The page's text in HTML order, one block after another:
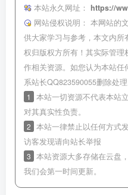
本站永久网址：
https://
网站侵权说明： 本网站的
供大家学习与参考，本文内
权归版权方所有！其实际管
作相关资源。如您认为本站
系站长QQ823590055删除处理
1
本站一切资源不代表本站
对其真实性负责。
2 本站一律禁止以任何方式
访客发现请向站长举报
3 本站资源大多存储在云盘
我们会第一时间更新。